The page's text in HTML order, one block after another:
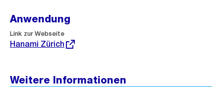
Anwendung
Link zur Webseite
Externer
Link:
Hanami Zürich
Weitere Informationen